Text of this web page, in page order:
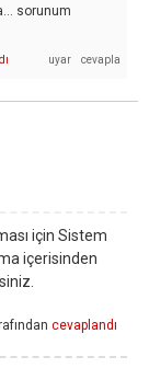
sorunum
için Sistem
içerisinden
cevaplandı